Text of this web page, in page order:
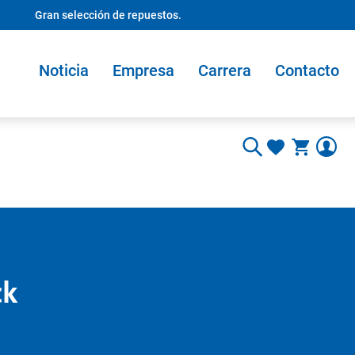
Gran selección de repuestos.
Noticia Empresa Carrera Contacto